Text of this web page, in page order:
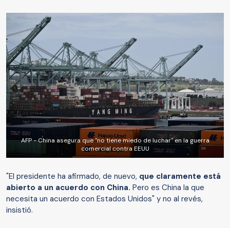
AFP - China asegura que "no tiene miedo de luchar" en la guerra
comercial contra EEUU
"El presidente ha afirmado, de nuevo, que claramente está
abierto a un acuerdo con China. Pero es China la que
necesita un acuerdo con Estados Unidos" y no al revés,
insistió.